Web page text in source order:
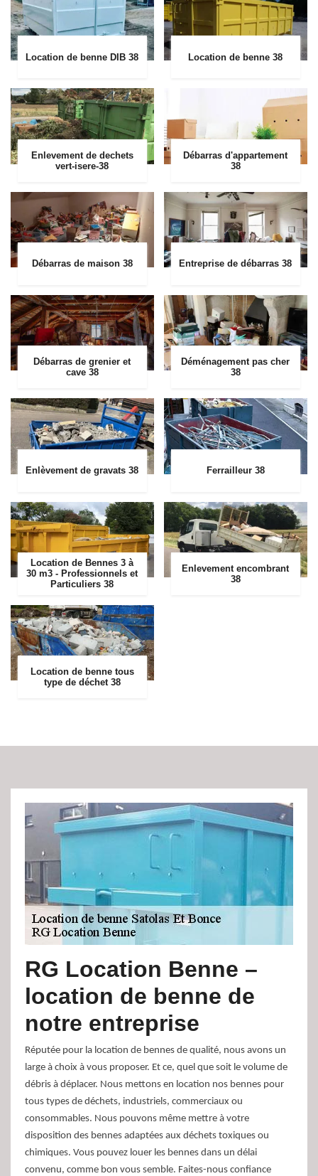
Location de benne DIB 38 Location de benne 38
Enlevement de dechets
vert-isere-38
Débarras d'appartement
38
Débarras de maison 38 Entreprise de débarras 38
Débarras de grenier et
cave 38
Déménagement pas cher
38
Enlèvement de gravats 38 Ferrailleur 38
Location de Bennes 3 à
30 m3 - Professionnels et
Particuliers 38
Enlevement encombrant
38
Location de benne tous
type de déchet 38
RG Location Benne –
location de benne de
notre entreprise
Réputée pour la location de bennes de qualité, nous avons un
large à choix à vous proposer. Et ce, quel que soit le volume de
débris à déplacer. Nous mettons en location nos bennes pour
tous types de déchets, industriels, commerciaux ou
consommables. Nous pouvons même mettre à votre
disposition des bennes adaptées aux déchets toxiques ou
chimiques. Vous pouvez louer les bennes dans un délai
convenu, comme bon vous semble. Faites-nous confiance